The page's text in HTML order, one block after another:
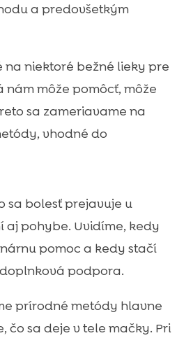
má limity
doplnky a bylinky: na
úľavy pri bolesti
a fyzioterapia
kĺby a chrbát
nervového
pre mačky: prirodzená
a predovšetkým
na niektoré bežné lieky pre
nám môže pomôcť, môže
sa zameriavame na
vhodné do
sa bolesť prejavuje u
aj pohybe. Uvidíme, kedy
pomoc a kedy stačí
podpora.
prírodné metódy hlavne
čo sa deje v tele mačky. Pri